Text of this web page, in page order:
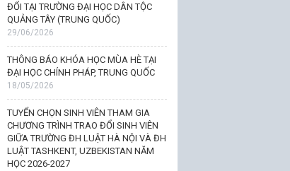
ĐỔI TẠI TRƯỜNG ĐẠI HỌC DÂN TỘC
QUẢNG TÂY (TRUNG QUỐC)
29/06/2026
THÔNG BÁO KHÓA HỌC MÙA HÈ TẠI
ĐẠI HỌC CHÍNH PHÁP, TRUNG QUỐC
18/05/2026
TUYỂN CHỌN SINH VIÊN THAM GIA
CHƯƠNG TRÌNH TRAO ĐỔI SINH VIÊN
GIỮA TRƯỜNG ĐH LUẬT HÀ NỘI VÀ ĐH
LUẬT TASHKENT, UZBEKISTAN NĂM
HỌC 2026-2027